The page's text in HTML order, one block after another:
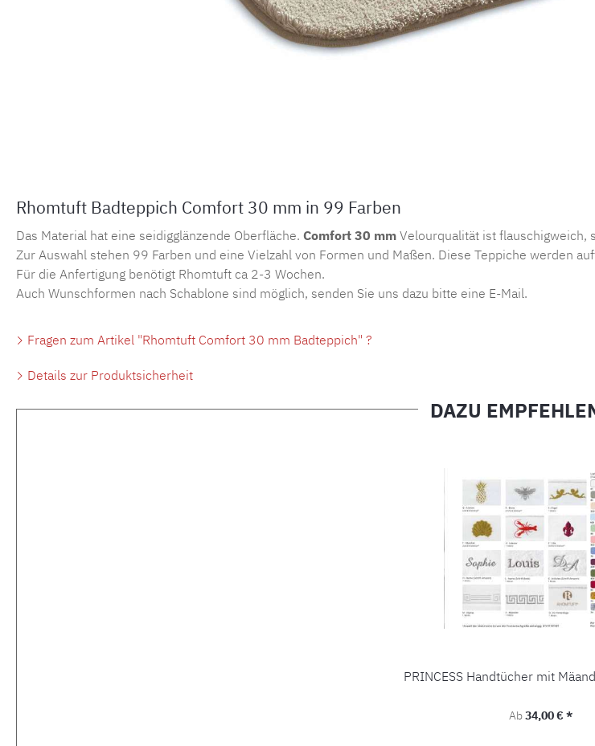
Rhomtuft Badteppich Comfort 30 mm in 99 Farben
Das Material hat eine seidigglänzende Oberfläche. Comfort 30 mm Velourqualität ist flauschigweich,
Zur Auswahl stehen 99 Farben und eine Vielzahl von Formen und Maßen. Diese Teppiche werden
Für die Anfertigung benötigt Rhomtuft ca 2-3 Wochen.
Auch Wunschformen nach Schablone sind möglich, senden Sie uns dazu bitte eine E-Mail.
Fragen zum Artikel "Rhomtuft Comfort 30 mm Badteppich" ?
Details zur Produktsicherheit
DAZU
PRINCESS Handtücher mit
Regulärer Preis:
Ab34,00 € *